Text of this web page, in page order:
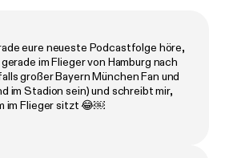
auch die Side Eyes der
ignoriert, und Braus für
Anwesenheit dem gestrigen
ein paar unlöschbaren
einen ordentlichen Hung-
eure neueste Podcastfolge höre,
im Flieger von Hamburg nach
großer Bayern München Fan und
im Stadion sein) und schreibt mir,
im Flieger sitzt 😂￼